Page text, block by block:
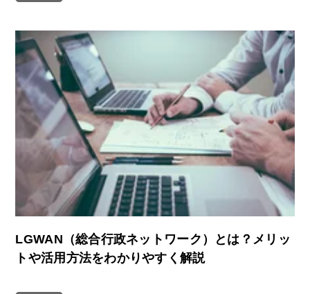
LGWAN（総合行政ネットワーク）とは？メリッ
トや活用方法をわかりやすく解説